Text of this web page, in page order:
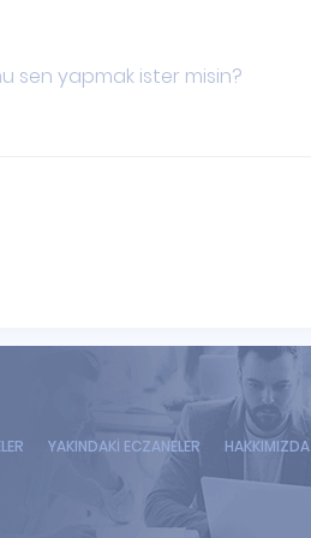
sen yapmak ister misin?
YAKINDAKİ ECZANELER HAKKIMIZDA